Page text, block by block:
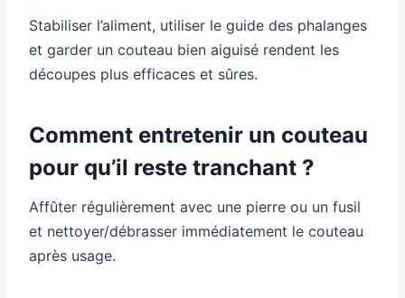
Stabiliser l’aliment, utiliser le guide des phalanges
et garder un couteau bien aiguisé rendent les
découpes plus efficaces et sûres.
Comment entretenir un couteau
pour qu’il reste tranchant ?
Affûter régulièrement avec une pierre ou un fusil
et nettoyer/débrasser immédiatement le couteau
après usage.